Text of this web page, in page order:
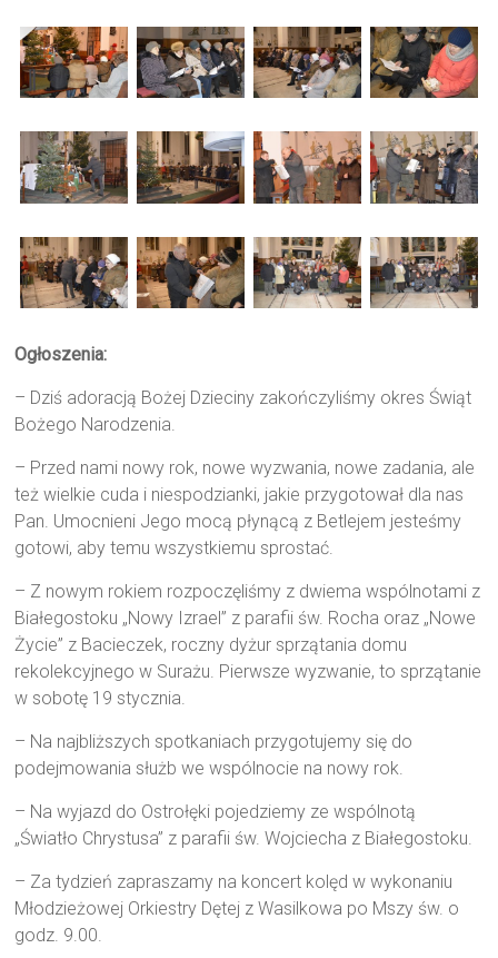
Ogłoszenia:
– Dziś adoracją Bożej Dzieciny zakończyliśmy okres Świąt
Bożego Narodzenia.
– Przed nami nowy rok, nowe wyzwania, nowe zadania, ale
też wielkie cuda i niespodzianki, jakie przygotował dla nas
Pan. Umocnieni Jego mocą płynącą z Betlejem jesteśmy
gotowi, aby temu wszystkiemu sprostać.
– Z nowym rokiem rozpoczęliśmy z dwiema wspólnotami z
Białegostoku „Nowy Izrael” z parafii św. Rocha oraz „Nowe
Życie” z Bacieczek, roczny dyżur sprzątania domu
rekolekcyjnego w Surażu. Pierwsze wyzwanie, to sprzątanie
w sobotę 19 stycznia.
– Na najbliższych spotkaniach przygotujemy się do
podejmowania służb we wspólnocie na nowy rok.
– Na wyjazd do Ostrołęki pojedziemy ze wspólnotą
„Światło Chrystusa” z parafii św. Wojciecha z Białegostoku.
– Za tydzień zapraszamy na koncert kolęd w wykonaniu
Młodzieżowej Orkiestry Dętej z Wasilkowa po Mszy św. o
godz. 9.00.